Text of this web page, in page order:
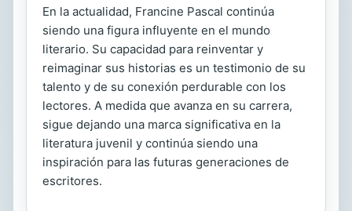
En la actualidad, Francine Pascal continúa
siendo una figura influyente en el mundo
literario. Su capacidad para reinventar y
reimaginar sus historias es un testimonio de su
talento y de su conexión perdurable con los
lectores. A medida que avanza en su carrera,
sigue dejando una marca significativa en la
literatura juvenil y continúa siendo una
inspiración para las futuras generaciones de
escritores.